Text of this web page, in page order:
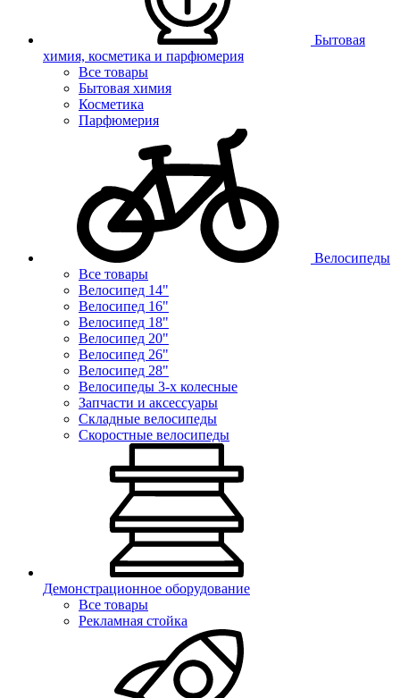
Бытовая
химия, косметика и парфюмерия
Все товары
Бытовая химия
Косметика
Парфюмерия
Велосипеды
Все товары
Велосипед 14"
Велосипед 16"
Велосипед 18"
Велосипед 20"
Велосипед 26"
Велосипед 28"
Велосипеды 3-х колесные
Запчасти и аксессуары
Складные велосипеды
Скоростные велосипеды
Демонстрационное оборудование
Все товары
Рекламная стойка